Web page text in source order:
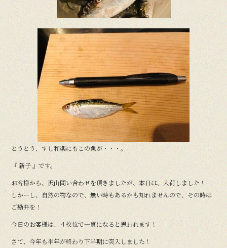
とうとう、すし和楽にもこの魚が・・・。
『 新子 』です。
お客様から、沢山問い合わせを頂きましたが、本日は、入荷しました！
しかーし、自然の物なので、無い時もあるかも知れませんので、その時は
ご勘弁を！
今日のお客様は、４枚位で一貫になると思われます！
さて、今年も半年が終わり下半期に突入しました！